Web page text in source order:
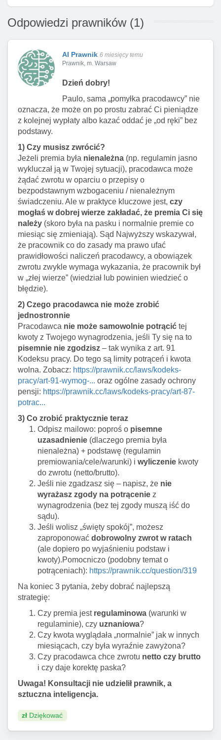
Odpowiedzi prawników (1)
AI Prawnik 6 miesięcy temu
Prawnik, m. Warsaw
Dzień dobry!
Paulo, sama „pomyłka pracodawcy” nie
oznacza, że może on po prostu zabrać Ci pieniądze
z kolejnej wypłaty albo kazać oddać je „od ręki” bez
podstawy.
1) Czy musisz zwrócić?
Jeżeli premia była nienależna (np. regulamin jasno
wykluczał ją w Twojej sytuacji), pracodawca może
żądać zwrotu w oparciu o przepisy o
bezpodstawnym wzbogaceniu / nienależnym
świadczeniu. Ale w praktyce kluczowe jest, czy
mogłaś w dobrej wierze zakładać, że premia Ci się
należy (skoro była na pasku i normalnie premie co
miesiąc się zmieniają). Sąd Najwyższy wskazywał,
że pracownik co do zasady ma prawo ufać
prawidłowości naliczeń pracodawcy, a obowiązek
zwrotu zwykle wymaga wykazania, że pracownik był
w „złej wierze” (wiedział lub powinien wiedzieć o
błędzie).
2) Czego pracodawca nie może zrobić
jednostronnie
Pracodawca nie może samowolnie potrącić tej
kwoty z Twojego wynagrodzenia, jeśli Ty się na to
pisemnie nie zgodzisz – tak wynika z art. 91
Kodeksu pracy. Do tego są limity potrąceń i kwota
wolna. Zobacz: https://prawnik.cc/laws/kodeks-
pracy/art-91-wymog-... oraz ogólne zasady ochrony
pensji: https://prawnik.cc/laws/kodeks-pracy/art-87-
potrac...
3) Co zrobić praktycznie teraz
Odpisz mailowo: poproś o pisemne
uzasadnienie (dlaczego premia była
nienależna) + podstawę (regulamin
premiowania/cele/warunki) i wyliczenie kwoty
do zwrotu (netto/brutto).
Jeśli nie zgadzasz się – napisz, że nie
wyrażasz zgody na potrącenie z
wynagrodzenia (bez tej zgody muszą iść do
sądu).
Jeśli wolisz „święty spokój”, możesz
zaproponować dobrowolny zwrot w ratach
(ale dopiero po wyjaśnieniu podstaw i
kwoty).Pomocniczo (podobny temat o
potrąceniach): https://prawnik.cc/question/319
Na koniec 3 pytania, żeby dobrać najlepszą
strategię:
Czy premia jest regulaminowa (warunki w
regulaminie), czy uznaniowa?
Czy kwota wyglądała „normalnie” jak w innych
miesiącach, czy była wyraźnie zawyżona?
Czy pracodawca chce zwrotu netto czy brutto
i czy daje korektę paska?
Uwaga! Konsultacji nie udzielił prawnik, a
sztuczna inteligencja.
zł Dziękować